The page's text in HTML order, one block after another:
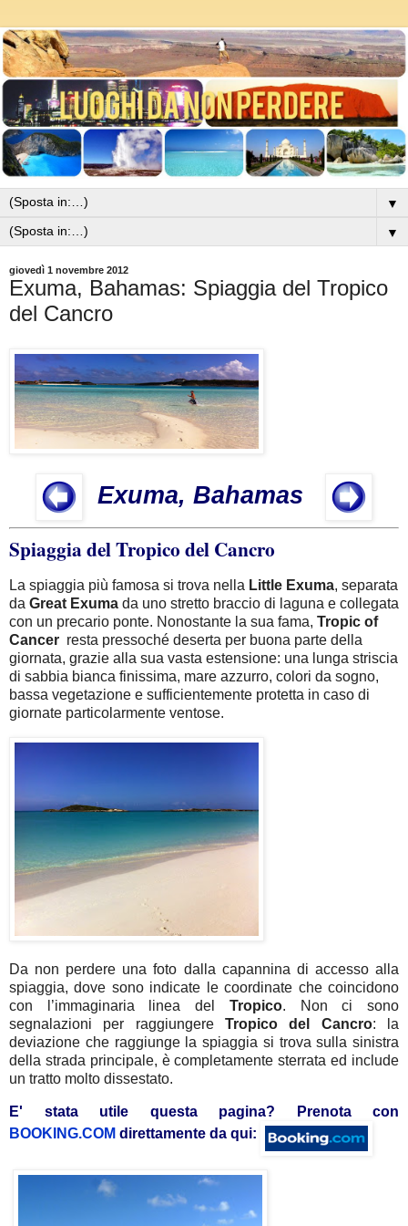
▼
▼
giovedì 1 novembre 2012
Exuma, Bahamas: Spiaggia del Tropico
del Cancro
Exuma, Bahamas
Spiaggia del Tropico del Cancro
La spiaggia più famosa si trova nella Little Exuma, separata
da Great Exuma da uno stretto braccio di laguna e collegata
con un precario ponte. Nonostante la sua fama, Tropic of
Cancer resta pressoché deserta per buona parte della
giornata, grazie alla sua vasta estensione: una lunga striscia
di sabbia bianca finissima, mare azzurro, colori da sogno,
bassa vegetazione e sufficientemente protetta in caso di
giornate particolarmente ventose.
Da non perdere una foto dalla capannina di accesso alla
spiaggia, dove sono indicate le coordinate che coincidono
con l’immaginaria linea del Tropico. Non ci sono
segnalazioni per raggiungere Tropico del Cancro: la
deviazione che raggiunge la spiaggia si trova sulla sinistra
della strada principale, è completamente sterrata ed include
un tratto molto dissestato.
E' stata utile questa pagina? Prenota con
BOOKING.COM direttamente da qui: